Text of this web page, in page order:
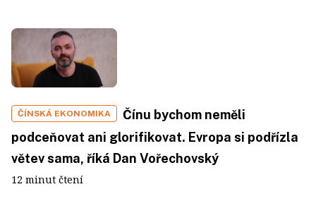
ČÍNSKÁ EKONOMIKA
Čínu bychom neměli
podceňovat ani glorifikovat. Evropa si podřízla
větev sama, říká Dan Vořechovský
12 minut čtení